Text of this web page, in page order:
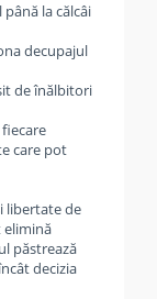
la călcâi
decupajul
de înălbitori
care pot
libertate de
elimină
păstrează
decizia